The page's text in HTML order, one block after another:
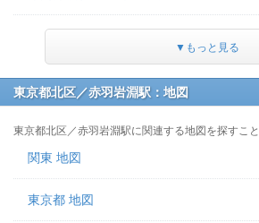
▼もっと見る
東京都北区／赤羽岩淵駅：地図
東京都北区／赤羽岩淵駅に関連する地図を探すこと
関東 地図
東京都 地図